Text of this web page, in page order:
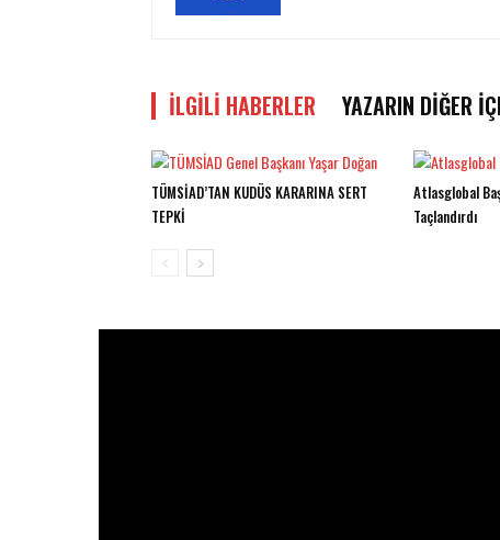
İLGILI HABERLER YAZARIN DIĞER
TÜMSİAD’TAN KUDÜS KARARINA SERT
TEPKİ
Atlasglobal
Taçlandırdı